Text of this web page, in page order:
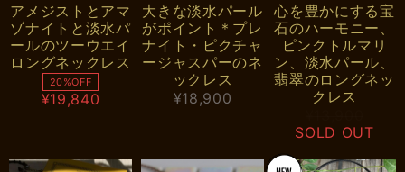
アメジストとアマ
ゾナイトと淡水パ
ールのツーウエイ
ロングネックレス
20%OFF
¥19,840
大きな淡水パール
がポイント＊プレ
ナイト・ピクチャ
ージャスパーのネ
ックレス
¥18,900
心を豊かにする宝
石のハーモニー、
ピンクトルマリ
ン、淡水パール、
翡翠のロングネッ
クレス
SOLD OUT